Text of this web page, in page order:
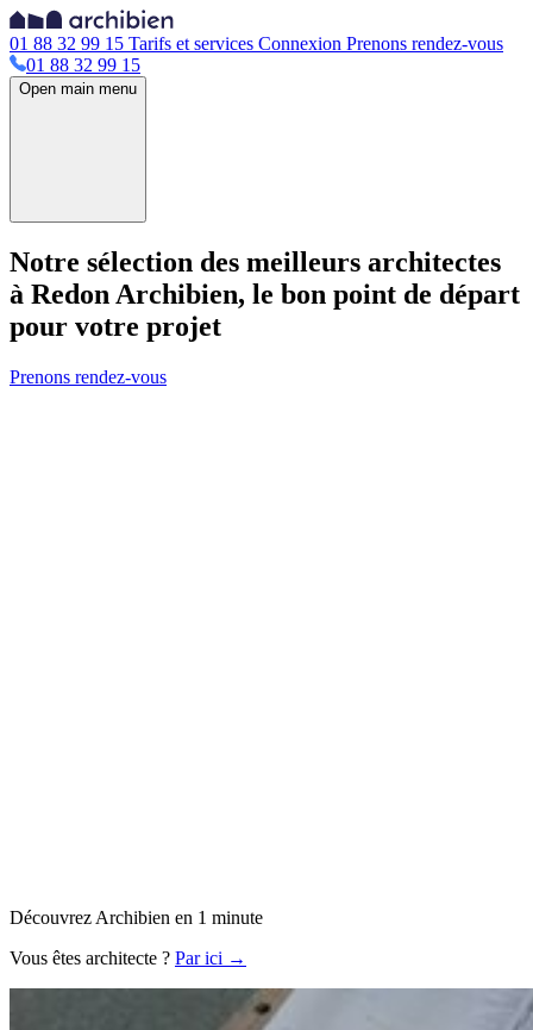
01 88 32 99 15 Tarifs et services Connexion Prenons rendez-vous
01 88 32 99 15
Open main menu
Notre sélection des meilleurs architectes
à Redon Archibien, le bon point de départ
pour votre projet
Prenons rendez-vous
Découvrez Archibien en 1 minute
Vous êtes architecte ? Par ici →